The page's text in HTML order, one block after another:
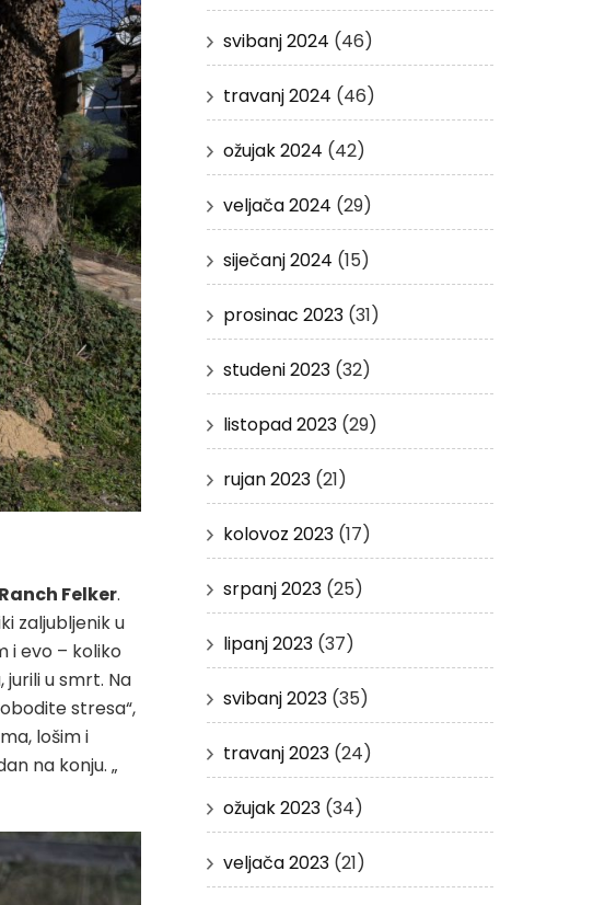
Ranch Felker.
zaljubljenik u
i evo – koliko
jurili u smrt. Na
stresa“,
lošim i
na konju. „
svibanj 2024 (46)
travanj 2024 (46)
ožujak 2024 (42)
veljača 2024 (29)
siječanj 2024 (15)
prosinac 2023(31)
studeni 2023(32)
listopad 2023(29)
rujan 2023(21)
kolovoz 2023(17)
srpanj 2023(25)
lipanj 2023(37)
svibanj 2023(35)
travanj 2023(24)
ožujak 2023(34)
veljača 2023(21)